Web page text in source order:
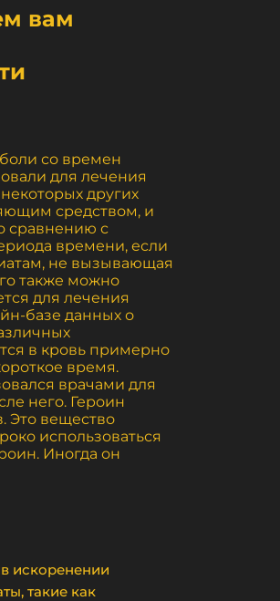
вам
со времен
для лечения
других
средством, и
сравнению с
времени, если
не вызывающая
также можно
для лечения
базе данных о
в кровь примерно
время.
врачами для
него. Героин
Это вещество
использоваться
Иногда он
искоренении
такие как